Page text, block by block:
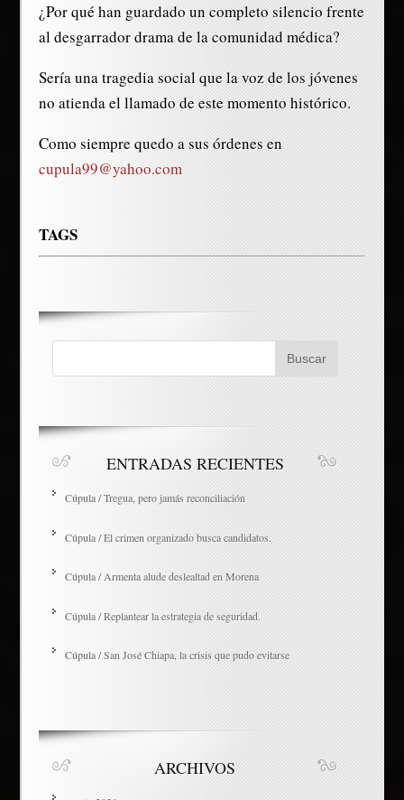
¿Por qué han guardado un completo silencio frente
al desgarrador drama de la comunidad médica?
Sería una tragedia social que la voz de los jóvenes
no atienda el llamado de este momento histórico.
Como siempre quedo a sus órdenes en
cupula99@yahoo.com
TAGS
ENTRADAS RECIENTES
Cúpula / Tregua, pero jamás reconciliación
Cúpula / El crimen organizado busca candidatos.
Cúpula / Armenta alude deslealtad en Morena
Cúpula / Replantear la estrategia de seguridad.
Cúpula / San José Chiapa, la crisis que pudo evitarse
ARCHIVOS